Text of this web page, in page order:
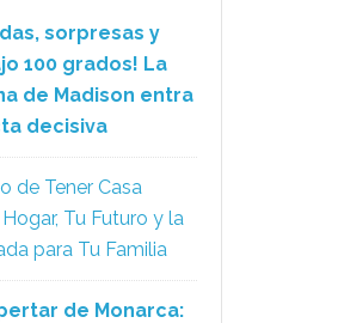
sorpresas y
100 grados! La
de Madison entra
decisiva
de Tener Casa
Tu Futuro y la
para Tu Familia
de Monarca: